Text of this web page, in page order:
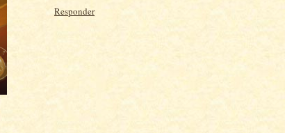
Responder